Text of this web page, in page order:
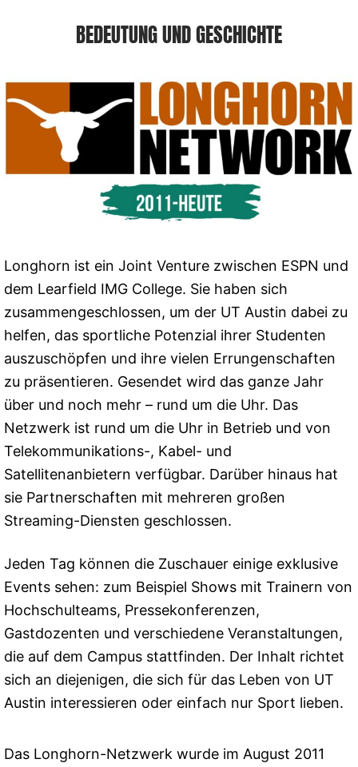
BEDEUTUNG UND GESCHICHTE
Longhorn ist ein Joint Venture zwischen ESPN und
dem Learfield IMG College. Sie haben sich
zusammengeschlossen, um der UT Austin dabei zu
helfen, das sportliche Potenzial ihrer Studenten
auszuschöpfen und ihre vielen Errungenschaften
zu präsentieren. Gesendet wird das ganze Jahr
über und noch mehr – rund um die Uhr. Das
Netzwerk ist rund um die Uhr in Betrieb und von
Telekommunikations-, Kabel- und
Satellitenanbietern verfügbar. Darüber hinaus hat
sie Partnerschaften mit mehreren großen
Streaming-Diensten geschlossen.
Jeden Tag können die Zuschauer einige exklusive
Events sehen: zum Beispiel Shows mit Trainern von
Hochschulteams, Pressekonferenzen,
Gastdozenten und verschiedene Veranstaltungen,
die auf dem Campus stattfinden. Der Inhalt richtet
sich an diejenigen, die sich für das Leben von UT
Austin interessieren oder einfach nur Sport lieben.
Das Longhorn-Netzwerk wurde im August 2011